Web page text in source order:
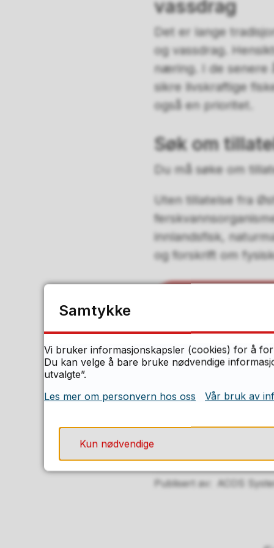
vassdrag
Det er lange
og vassdrag.
næring. I de senere
sikre livskraftige
også en prioritet.
Søk om
Du må søke om
Uten tillatelse fra
innlandsfisk,
og forskrift om
Søk om
tillatt, send søknad
Publisert av ACOS
Samtykke
Vi bruker informasjonskapsler (cookies) for å
Du kan velge å bare bruke nødvendige
utvalgte”.
Les mer om personvern hos oss
Vår bruk av
Kun nødvendige